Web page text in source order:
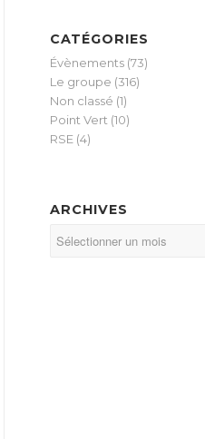
CATÉGORIES
Évènements (73)
Le groupe (316)
Non classé (1)
Point Vert (10)
RSE (4)
ARCHIVES